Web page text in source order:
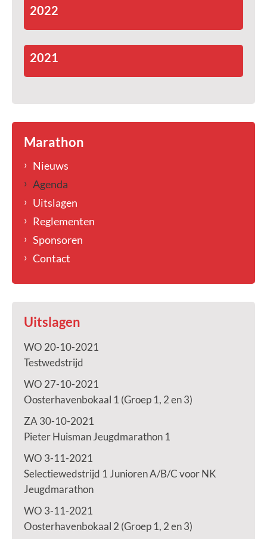
2022
2021
Marathon
Nieuws
Agenda
Uitslagen
Reglementen
Sponsoren
Contact
Uitslagen
WO 20-10-2021
Testwedstrijd
WO 27-10-2021
Oosterhavenbokaal 1 (Groep 1, 2 en 3)
ZA 30-10-2021
Pieter Huisman Jeugdmarathon 1
WO 3-11-2021
Selectiewedstrijd 1 Junioren A/B/C voor NK
Jeugdmarathon
WO 3-11-2021
Oosterhavenbokaal 2 (Groep 1, 2 en 3)